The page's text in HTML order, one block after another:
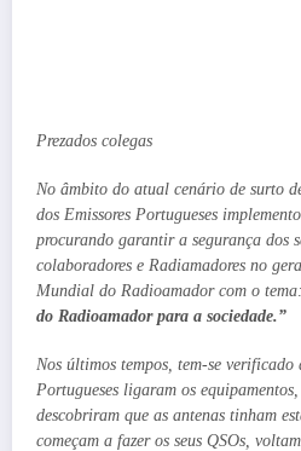
Prezados colegas
No âmbito do atual cenário de surto
dos Emissores Portugueses
procurando garantir a segurança dos
colaboradores e Radiamadores no
Mundial do Radioamador com o tema:
do Radioamador para a sociedade.”
Nos últimos tempos, tem-se verificado
Portugueses ligaram os
descobriram que as antenas tinham
começam a fazer os seus QSOs,